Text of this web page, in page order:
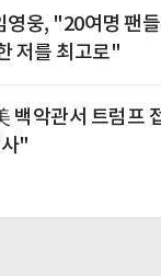
영웅, "20여명 팬
저를 최고로"
백악관서 트럼프
"